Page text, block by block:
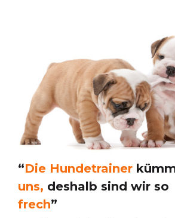
“Die Hundetrainer
uns, deshalb sind wir so
frech”